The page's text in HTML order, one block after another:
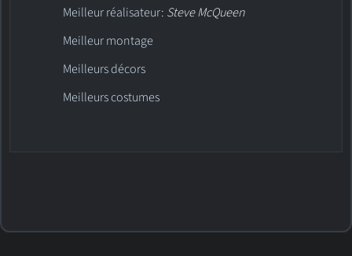
Meilleur réalisateur: Steve McQueen
Meilleur montage
Meilleurs décors
Meilleurs costumes